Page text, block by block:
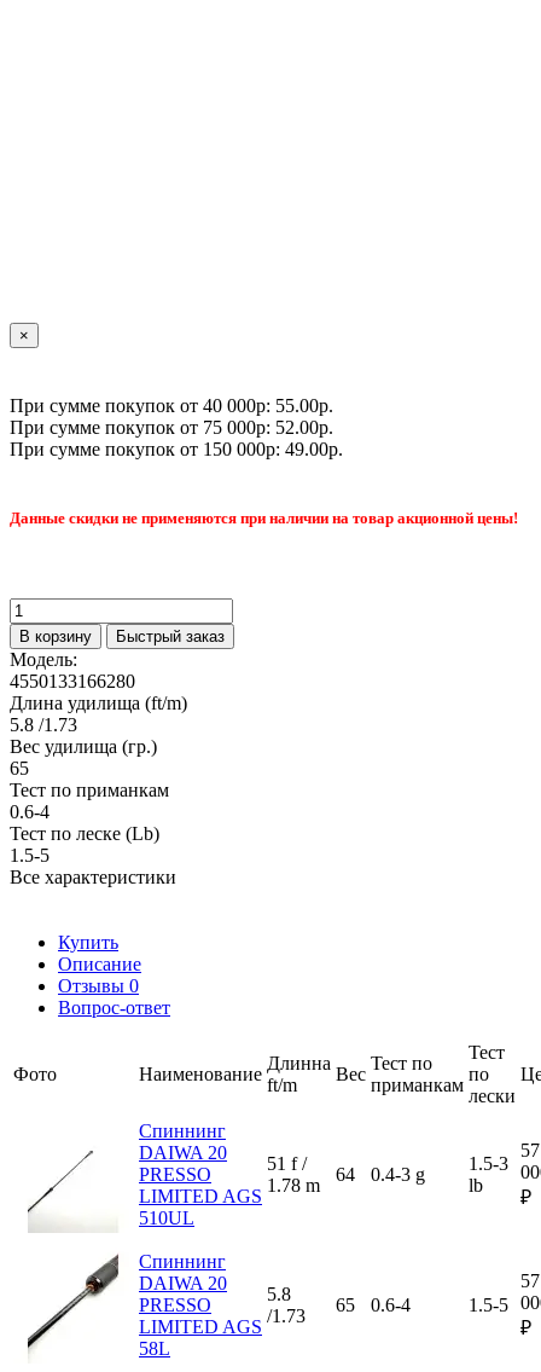
×
При сумме покупок от 40 000р: 55.00р.
При сумме покупок от 75 000р: 52.00р.
При сумме покупок от 150 000р: 49.00р.
Данные скидки не применяются при наличии на товар акционной цены!
В корзину Быстрый заказ
Модель:
4550133166280
Длина удилища (ft/m)
5.8 /1.73
Вес удилища (гр.)
65
Тест по приманкам
0.6-4
Тест по леске (Lb)
1.5-5
Все характеристики
Купить
Описание
Отзывы 0
Вопрос-ответ
Фото Наименование
Длинна
ft/m
Вес
Тест по
приманкам
Тест
по
лески
Спиннинг
DAIWA 20
PRESSO
LIMITED AGS
510UL
51 f /
1.78 m
64 0.4-3 g
1.5-3
lb
57
₽
Спиннинг
DAIWA 20
PRESSO
LIMITED AGS
58L
5.8
/1.73
65 0.6-4 1.5-5
57
₽